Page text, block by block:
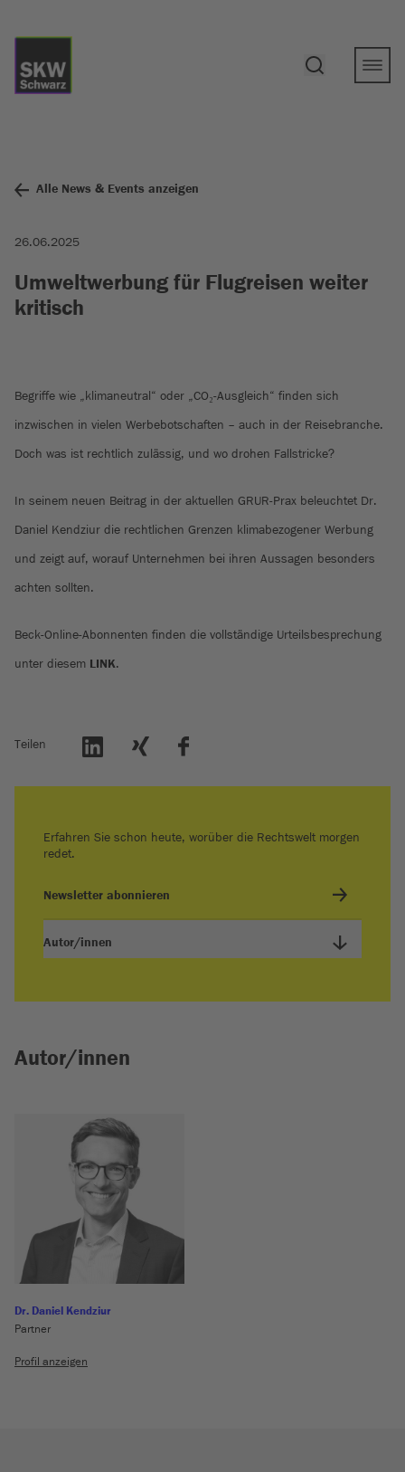
Alle News & Events anzeigen
26.06.2025
Umweltwerbung für Flugreisen weiter
kritisch
Begriffe wie „klimaneutral“ oder „CO₂-Ausgleich“ finden sich
inzwischen in vielen Werbebotschaften – auch in der Reisebranche.
Doch was ist rechtlich zulässig, und wo drohen Fallstricke?
In seinem neuen Beitrag in der aktuellen GRUR-Prax beleuchtet Dr.
Daniel Kendziur die rechtlichen Grenzen klimabezogener Werbung
und zeigt auf, worauf Unternehmen bei ihren Aussagen besonders
achten sollten.
Beck-Online-Abonnenten finden die vollständige Urteilsbesprechung
unter diesem LINK.
Teilen
Erfahren Sie schon heute, worüber die Rechtswelt morgen
redet.
Newsletter abonnieren
Autor/innen
Autor/innen
Dr. Daniel Kendziur
Partner
Profil anzeigen